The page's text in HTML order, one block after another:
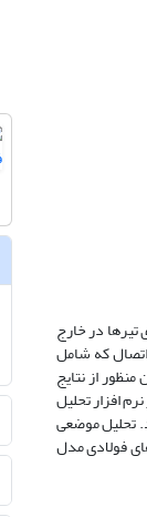
در خارج
که شامل
از نتایج
افزار تحلیل
تحلیل موضعی
فولادی مدل